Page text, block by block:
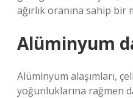
ağırlık oranına sahip
Alüminyum
Alüminyum alaşımları,
yoğunluklarına rağmen